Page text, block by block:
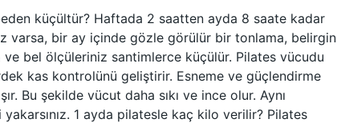
küçültür? Haftada 2 saatten ayda 8 saate kadar
varsa, bir ay içinde gözle görülür bir tonlama, belirgin
ve bel ölçüleriniz santimlerce küçülür. Pilates vücudu
kas kontrolünü geliştirir. Esneme ve güçlendirme
Bu şekilde vücut daha sıkı ve ince olur. Aynı
1 ayda pilatesle kaç kilo verilir? Pilates